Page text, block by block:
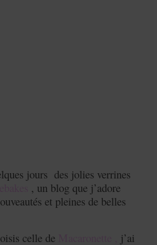
jours des jolies verrines
, un blog que j’adore
et pleines de belles
celle de
j’ai